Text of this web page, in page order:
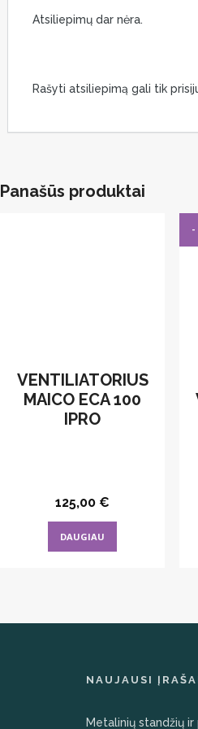
Atsiliepimų dar nėra.
Rašyti atsiliepimą gali tik
Panašūs produktai
VENTILIATORIUS
MAICO ECA 100
IPRO
125,00 €
DAUGIAU
-
NAUJAUSI
Metalinių standžių